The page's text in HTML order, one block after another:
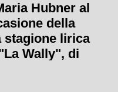
Hubner al
della
stagione lirica
Wally", di
Pavlova